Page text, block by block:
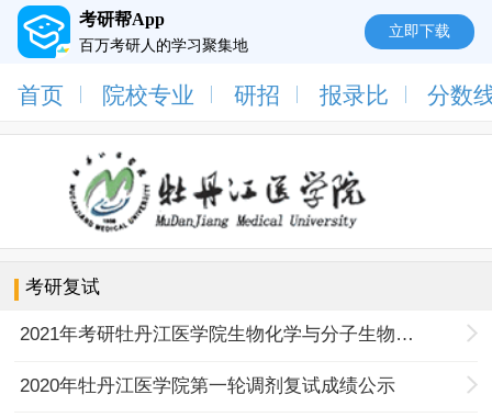
考研帮App
百万考研人的学习聚集地
立即下载
首页 院校专业 研招 报录比 分数
考研复试
2021年考研牡丹江医学院生物化学与分子生物学、生物学专业接收调剂研究生的通知
2020年牡丹江医学院第一轮调剂复试成绩公示